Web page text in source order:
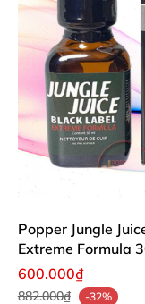
Popper Jungle
Extreme Formula
600.000₫
882.000₫
-32%